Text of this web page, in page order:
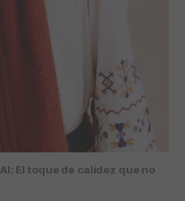
El toque de calidez que no